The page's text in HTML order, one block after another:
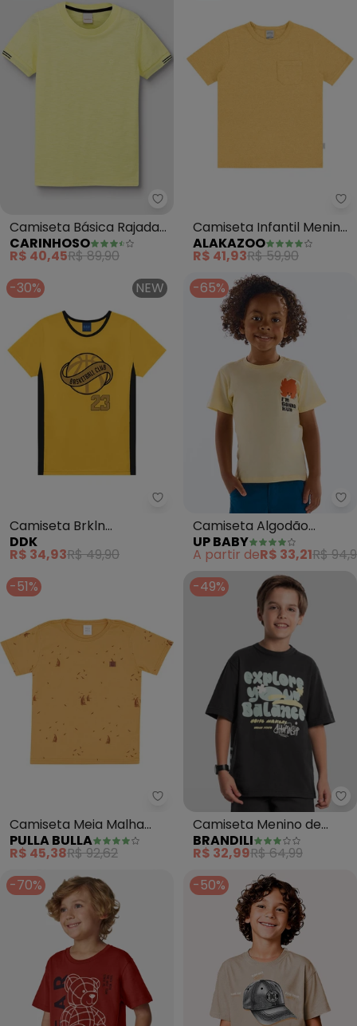
Carinhoso - Camiseta Básica
Camiseta Básica Rajada
Menino (Amarelo)
CARINHOSO
R$ 40,45R$ 89,90
Camiseta Infantil Menino
em Malha (Amarelo)
ALAKAZOO
R$ 41,93R$ 59,90
-30%
NEW
Ddk - Camiseta
Camiseta Brkln
Basketball Club 23
(Amarelo)
DDK
R$ 34,93R$ 49,90
-65%
Camiseta Algodão
Infantil (Amarelo)
UP BABY
A partir deR$ 33,21R$
-51%
Pulla Bulla - Camiseta Meia
Camiseta Meia Malha
(Amarelo)
PULLA BULLA
R$ 45,38R$ 92,62
-49%
Camiseta Menino de
Dinossauro em Malha
(Cinza)
BRANDILI
R$ 32,99R$ 64,99
-70%
-50%